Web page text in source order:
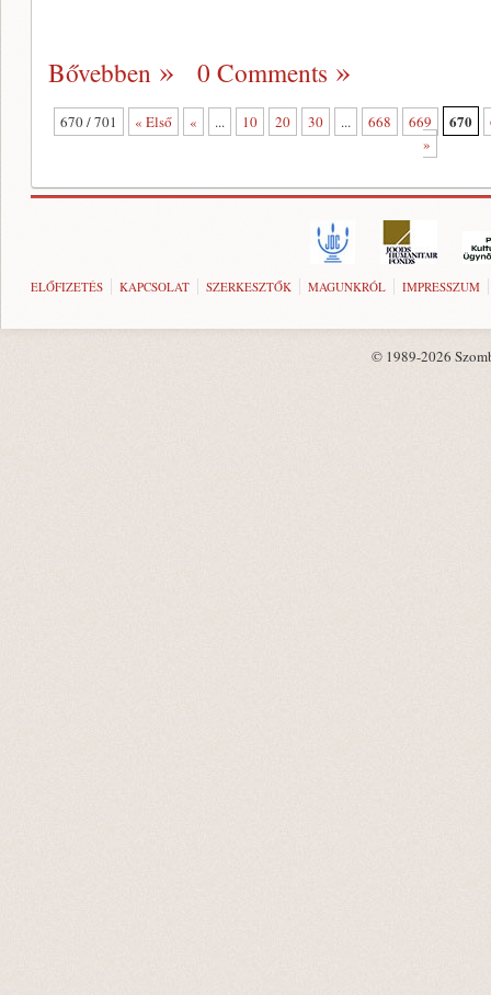
Bővebben 0 Comments
670 / 701 « Első « ... 10 20 30 ... 668 669 670
»
ELŐFIZETÉS KAPCSOLAT SZERKESZTŐK MAGUNKRÓL IMPRESSZUM
© 1989-2026